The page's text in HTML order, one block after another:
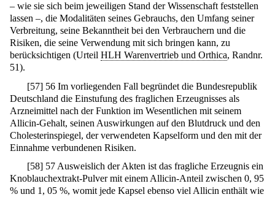
– wie sie sich beim jeweiligen Stand der Wissenschaft feststellen
lassen –, die Modalitäten seines Gebrauchs, den Umfang seiner
Verbreitung, seine Bekanntheit bei den Verbrauchern und die
Risiken, die seine Verwendung mit sich bringen kann, zu
berücksichtigen (Urteil HLH Warenvertrieb und Orthica, Randnr.
51).
[57] 56 Im vorliegenden Fall begründet die Bundesrepublik
Deutschland die Einstufung des fraglichen Erzeugnisses als
Arzneimittel nach der Funktion im Wesentlichen mit seinem
Allicin-Gehalt, seinen Auswirkungen auf den Blutdruck und den
Cholesterinspiegel, der verwendeten Kapselform und den mit der
Einnahme verbundenen Risiken.
[58] 57 Ausweislich der Akten ist das fragliche Erzeugnis ein
Knoblauchextrakt-Pulver mit einem Allicin-Anteil zwischen 0, 95
% und 1, 05 %, womit jede Kapsel ebenso viel Allicin enthält wie